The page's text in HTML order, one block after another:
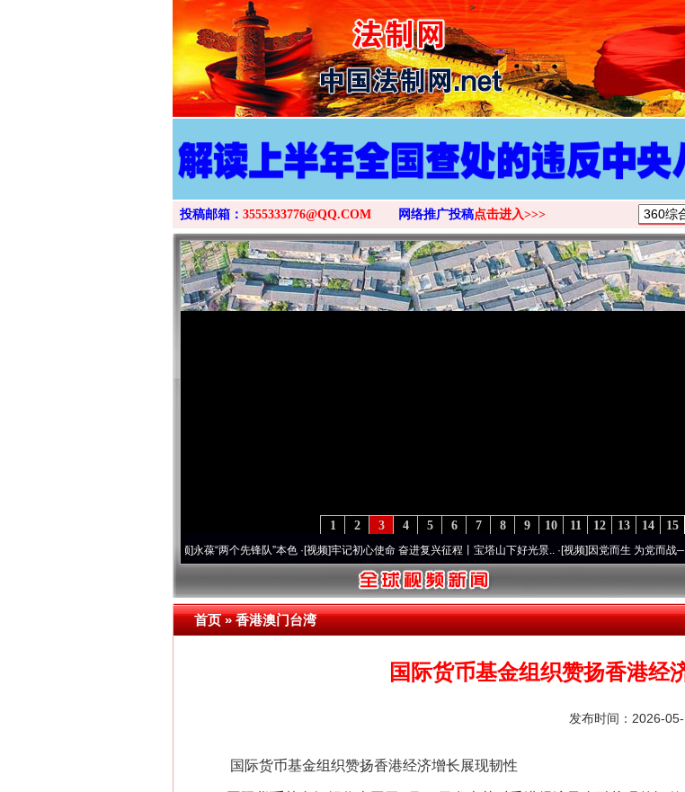
>
投稿邮箱： 3555333776@QQ.COM 网络推广投稿点击进入>>>
15
14
13
12
11
10
9
8
7
6
5
4
3
2
1
永葆“两个先锋队”本色·[视频]牢记初心使命 奋进复兴征程丨宝塔山下好光景..·[视频]因党而生 为党而战——百年“
首页»香港澳门台湾
国际货币基金组织赞扬香港经
发布时间：2026-
国际货币基金组织赞扬香港经济增长展现韧性